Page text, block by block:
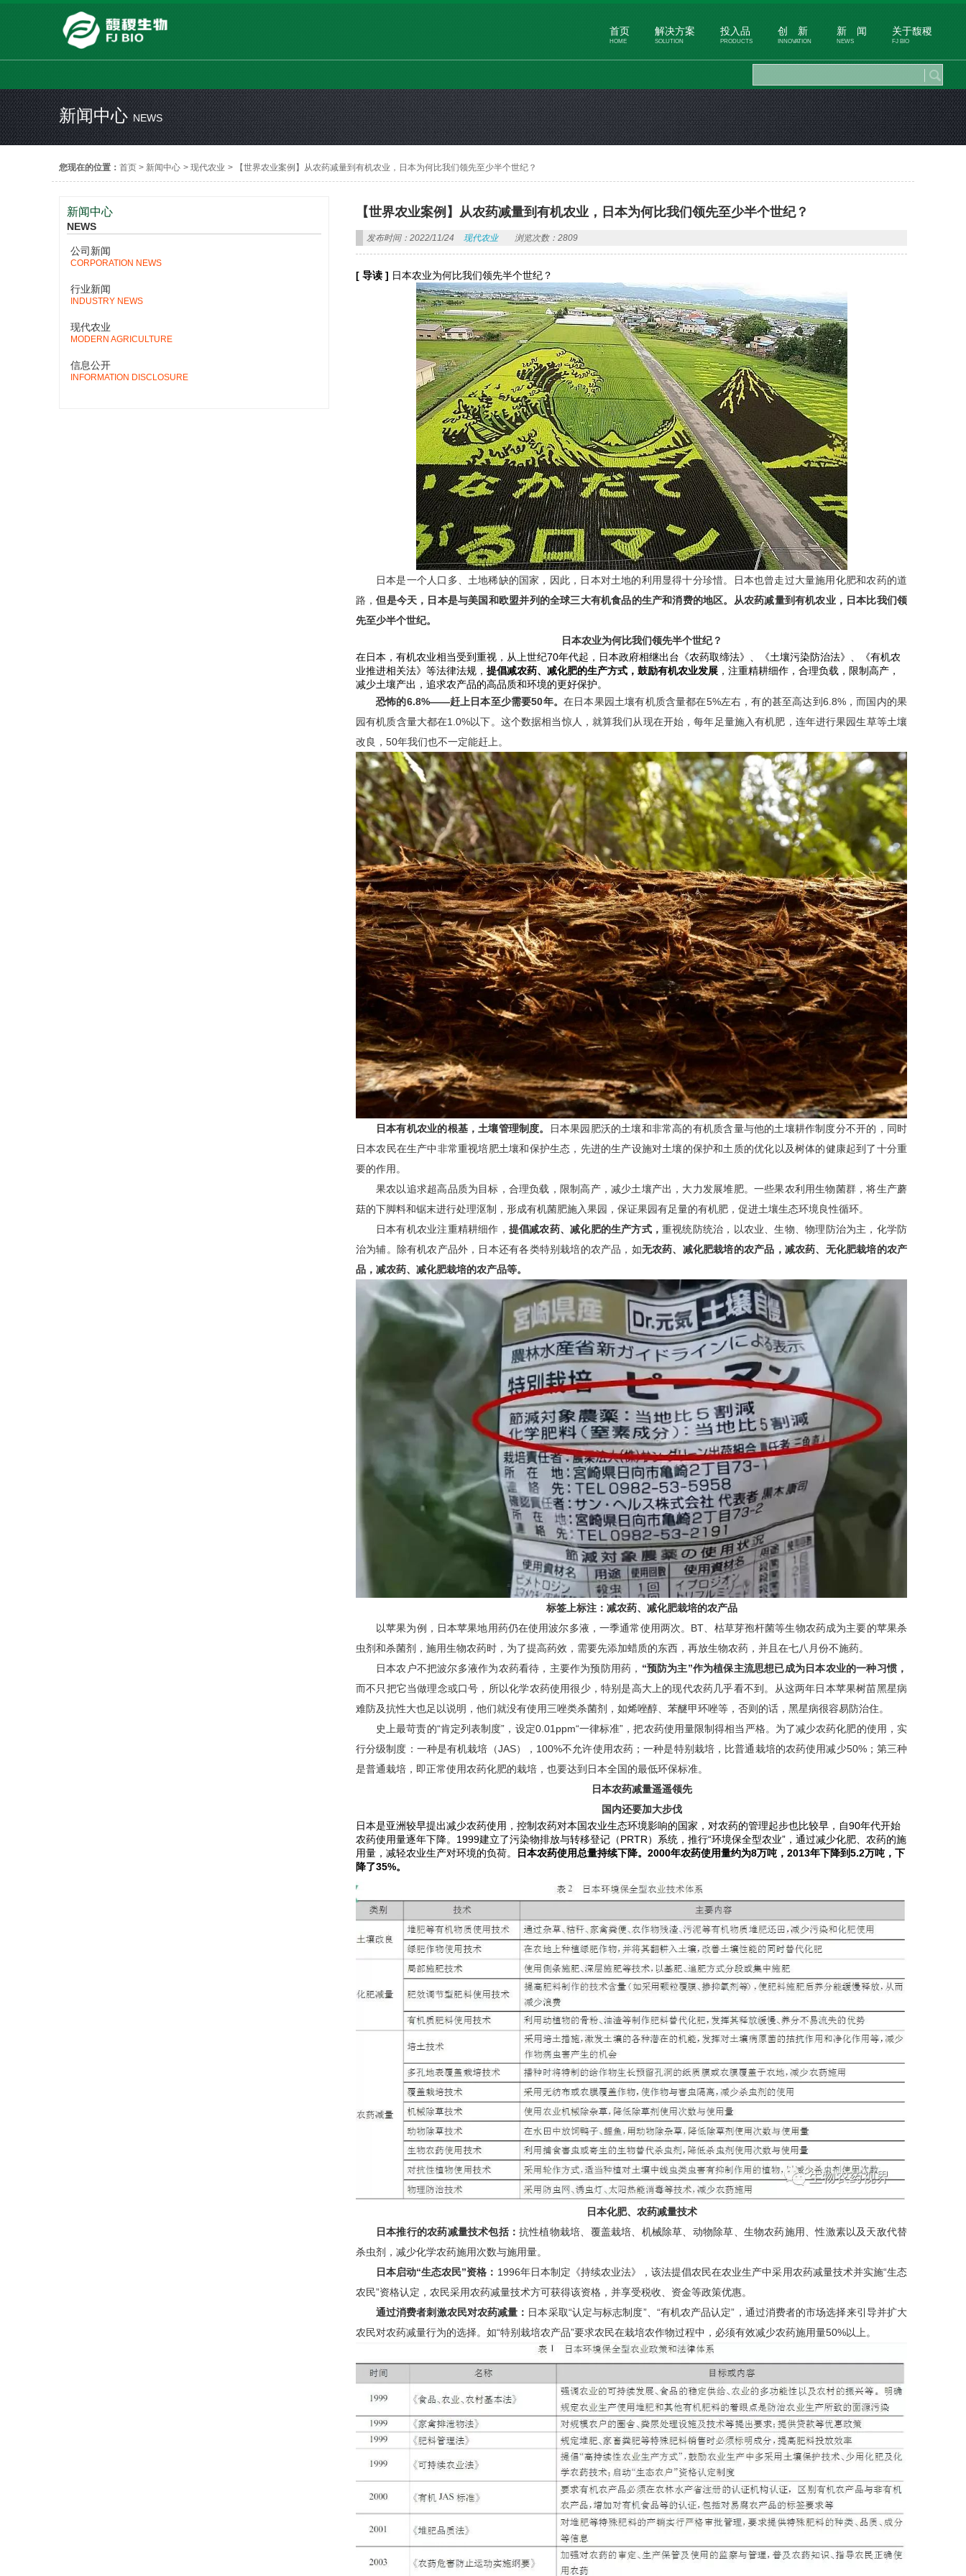
首页
HOME
解决方案
SOLUTION
投入品
PRODUCTS
创 新
INNOVATION
新 闻
NEWS
关于馥稷
FJ BIO
新闻中心NEWS
您现在的位置： 首页 > 新闻中心 > 现代农业 > 【世界农业案例】从农药减量到有机农业，日本为何比我们领先至少半个世纪？
新闻中心
NEWS
公司新闻
CORPORATION NEWS
行业新闻
INDUSTRY NEWS
现代农业
MODERN AGRICULTURE
信息公开
INFORMATION DISCLOSURE
【世界农业案例】从农药减量到有机农业，日本为何比我们领先至少半个世纪？
发布时间：2022/11/24 现代农业 浏览次数：2809
[ 导读 ] 日本农业为何比我们领先半个世纪？
日本是一个人口多、土地稀缺的国家，因此，日本对土地的利用显得十分珍惜。日本也曾走过大量施用化肥和农药的道
路，但是今天，日本是与美国和欧盟并列的全球三大有机食品的生产和消费的地区。从农药减量到有机农业，日本比我们领
先至少半个世纪。
日本农业为何比我们领先半个世纪？
在日本，有机农业相当受到重视，从上世纪70年代起，日本政府相继出台《农药取缔法》、《土壤污染防治法》、《有机农
业推进相关法》等法律法规， 提倡减农药、减化肥的生产方式，鼓励有机农业发展 ，注重精耕细作，合理负载，限制高产，
减少土壤产出，追求农产品的高品质和环境的更好保护。
恐怖的6.8%——赶上日本至少需要50年。 在日本果园土壤有机质含量都在5%左右，有的甚至高达到6.8%，而国内的果
园有机质含量大都在1.0%以下。这个数据相当惊人，就算我们从现在开始，每年足量施入有机肥，连年进行果园生草等土壤
改良，50年我们也不一定能赶上。
日本有机农业的根基，土壤管理制度。
日本果园肥沃的土壤和非常高的有机质含量与他的土壤耕作制度分不开的，同时
日本农民在生产中非常重视培肥土壤和保护生态，先进的生产设施对土壤的保护和土质的优化以及树体的健康起到了十分重
要的作用。
果农以追求超高品质为目标，合理负载，限制高产，减少土壤产出，大力发展堆肥。一些果农利用生物菌群，将生产蘑
菇的下脚料和锯末进行处理沤制，形成有机菌肥施入果园，保证果园有足量的有机肥，促进土壤生态环境良性循环。
日本有机农业注重精耕细作， 提倡减农药、减化肥的生产方式，重视统防统治，以农业、生物、物理防治为主，化学防
治为辅。除有机农产品外，日本还有各类特别栽培的农产品，如无农药、减化肥栽培的农产品，减农药、无化肥栽培的农产
品，减农药、减化肥栽培的农产品等。
标签上标注：减农药、减化肥栽培的农产品
以苹果为例，日本苹果地用药仍在使用波尔多液，一季通常使用两次。BT、枯草芽孢杆菌等生物农药成为主要的苹果杀
虫剂和杀菌剂，施用生物农药时，为了提高药效，需要先添加蜡质的东西，再放生物农药，并且在七八月份不施药。
日本农户不把波尔多液作为农药看待，主要作为预防用药， “预防为主”作为植保主流思想已成为日本农业的一种习惯，
而不只把它当做理念或口号，所以化学农药使用很少，特别是高大上的现代农药几乎看不到。从这两年日本苹果树苗黑星病
难防及抗性大也足以说明，他们就没有使用三唑类杀菌剂，如烯唑醇、苯醚甲环唑等，否则的话，黑星病很容易防治住。
史上最苛责的“肯定列表制度”，设定0.01ppm“一律标准”，把农药使用量限制得相当严格。为了减少农药化肥的使用，实
行分级制度：一种是有机栽培（JAS），100%不允许使用农药；一种是特别栽培，比普通栽培的农药使用减少50%；第三种
是普通栽培，即正常使用农药化肥的栽培，也要达到日本全国的最低环保标准。
日本农药减量遥遥领先
国内还要加大步伐
日本是亚洲较早提出减少农药使用，控制农药对本国农业生态环境影响的国家，对农药的管理起步也比较早，自90年代开始
农药使用量逐年下降。1999建立了污染物排放与转移登记（PRTR）系统，推行“环境保全型农业”，通过减少化肥、农药的施
用量，减轻农业生产对环境的负荷。
日本农药使用总量持续下降。2000年农药使用量约为8万吨，2013年下降到5.2万吨，下
降了35%。
日本化肥、农药减量技术
日本推行的农药减量技术包括：抗性植物栽培、覆盖栽培、机械除草、动物除草、生物农药施用、性激素以及天敌代替
杀虫剂，减少化学农药施用次数与施用量。
日本启动“生态农民”资格： 1996年日本制定《持续农业法》，该法提倡农民在农业生产中采用农药减量技术并实施“生态
农民”资格认定，农民采用农药减量技术方可获得该资格，并享受税收、资金等政策优惠。
通过消费者刺激农民对农药减量： 日本采取“认定与标志制度”、“有机农产品认定”，通过消费者的市场选择来引导并扩大
农民对农药减量行为的选择。如“特别栽培农产品”要求农民在栽培农作物过程中，必须有效减少农药施用量50%以上。